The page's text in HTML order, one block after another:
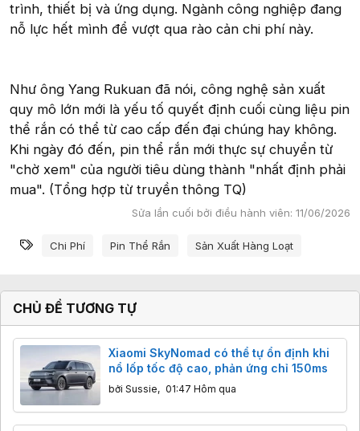
trình, thiết bị và ứng dụng. Ngành công nghiệp đang
nỗ lực hết mình để vượt qua rào cản chi phí này.
Như ông Yang Rukuan đã nói, công nghệ sản xuất
quy mô lớn mới là yếu tố quyết định cuối cùng liệu pin
thể rắn có thể từ cao cấp đến đại chúng hay không.
Khi ngày đó đến, pin thể rắn mới thực sự chuyển từ
"chờ xem" của người tiêu dùng thành "nhất định phải
mua". (Tổng hợp từ truyền thông TQ)
Sửa lần cuối bởi điều hành viên: 11/06/2026
Từ khóa
Chi Phí Pin Thể Rắn Sản Xuất Hàng Loạt
CHỦ ĐỀ TƯƠNG TỰ
Xiaomi SkyNomad có thể tự ổn định khi
nổ lốp tốc độ cao, phản ứng chỉ 150ms
bởi Sussie, 01:47 Hôm qua